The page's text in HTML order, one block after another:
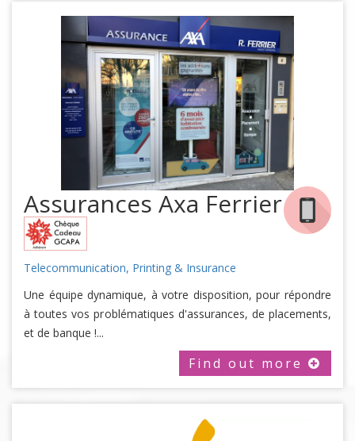
Assurances Axa Ferrier
Telecommunication, Printing & Insurance
Une équipe dynamique, à votre disposition, pour répondre
à toutes vos problématiques d'assurances, de placements,
et de banque !...
Find out more